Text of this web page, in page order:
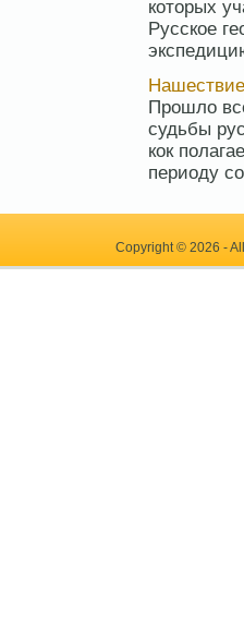
которых
Русское
Нашествие
Прошло
судьбы
кок
периоду
Copyright © 2026 -